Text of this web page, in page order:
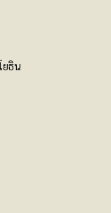
ยธิน